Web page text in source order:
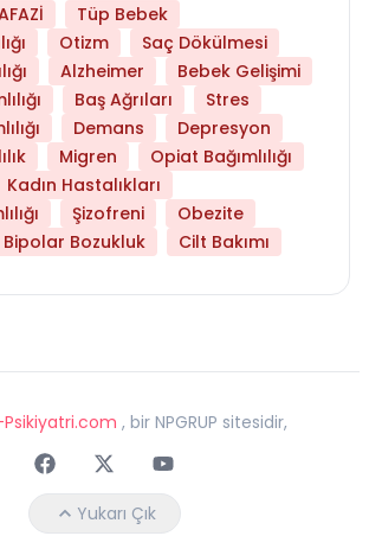
Tüp Bebek
Otizm
Saç Dökülmesi
Alzheimer
Bebek Gelişimi
Baş Ağrıları
Stres
Demans
Depresyon
Migren
Opiat Bağımlılığı
Kadın Hastalıkları
Şizofreni
Obezite
Bipolar Bozukluk Cilt Bakımı
, bir NPGRUP sitesidir,
FaceebokTwitterYoutube
Yukarı Çık